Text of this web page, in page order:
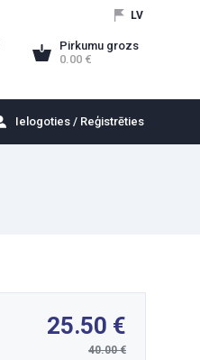
LV
Pirkumu grozs
0.00
Ielogoties / Reģistrēties
25.50
40.00